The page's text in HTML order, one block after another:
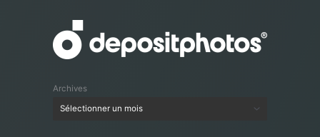
Archives